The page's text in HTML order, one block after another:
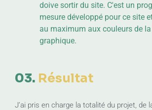
doive sortir du site. C'est un
mesure développé pour ce site
au maximum aux couleurs de
graphique.
03. Résultat
J’ai pris en charge la totalité du projet, de